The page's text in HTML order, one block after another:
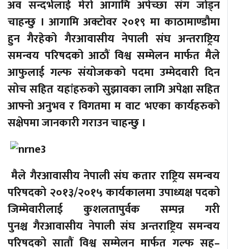
अव सन्दर्भलाई मेरो आगामि अपेच्छा संग जोड्न
चाहन्छु । आगामि अक्टोवर २०१९ मा काठामाण्डौमा
हुन गैरहेको गैरआवासीय नेपाली संघ अन्तराष्ट्रिय
समन्वय परिषदको आठौं विश्व सम्मेलन मार्फत मैले
आफुलाई गल्फ संयोजकको पदमा उम्मेदवारी दिन
सोच सहित यहांहरुको सुझावका लागि अपेक्षा सहित
आफ्नो अनुभव र विगतमा म वाट भएका कार्यहरुको
सक्षेपमा जानकारी गराउन चाहन्छु ।
मैले गैरआवासीय नेपाली संघ कतार राष्ट्रिय समन्वय
परिषदको २०१३/२०१५ कार्यकालमा उपाध्यक्ष पदको
जिम्मेवारीलाई कुशलतापुर्वक सम्पन्न गरी
पुनश्च गैरआवासीय नेपाली संघ अन्तराष्ट्रिय समन्वय
परिषदको सातौं विश्व सम्मेलन मार्फत गल्फ सह–